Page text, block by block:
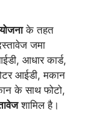
के तहत
जमा
आधार कार्ड,
आईडी, मकान
के साथ फोटो,
शामिल है‌।